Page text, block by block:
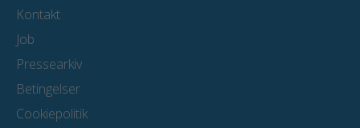
Kontakt
Job
Pressearkiv
Betingelser
Cookiepolitik